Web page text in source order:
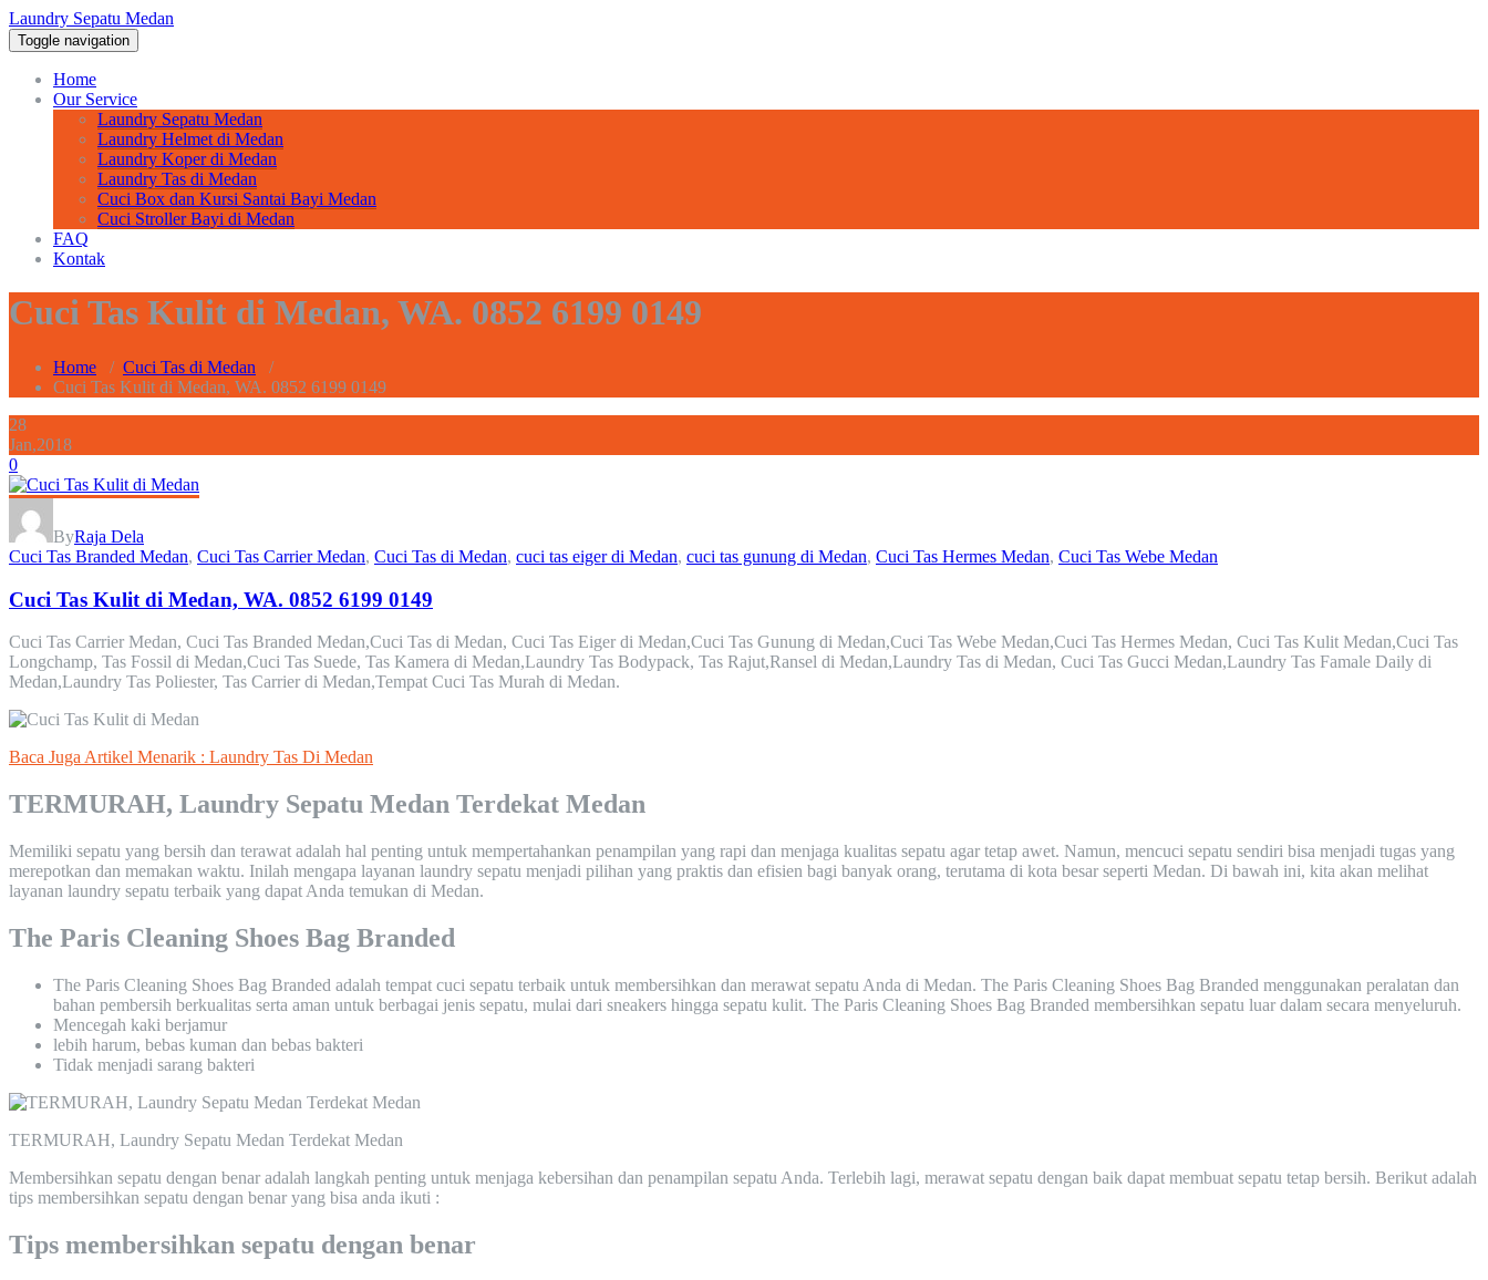
Laundry Sepatu Medan
Toggle navigation
Home
Our Service
Laundry Sepatu Medan
Laundry Helmet di Medan
Laundry Koper di Medan
Laundry Tas di Medan
Cuci Box dan Kursi Santai Bayi Medan
Cuci Stroller Bayi di Medan
FAQ
Kontak
Cuci Tas Kulit di Medan, WA. 0852 6199 0149
Home / Cuci Tas di Medan /
Cuci Tas Kulit di Medan, WA. 0852 6199 0149
28
Jan,2018
0
ByRaja Dela
Cuci Tas Branded Medan, Cuci Tas Carrier Medan, Cuci Tas di Medan, cuci tas eiger di Medan, cuci tas gunung di Medan, Cuci Tas Hermes Medan, Cuci Tas Webe Medan
Cuci Tas Kulit di Medan, WA. 0852 6199 0149
Cuci Tas Carrier Medan, Cuci Tas Branded Medan,Cuci Tas di Medan, Cuci Tas Eiger di Medan,Cuci Tas Gunung di Medan,Cuci Tas Webe Medan,Cuci Tas Hermes Medan, Cuci Tas Kulit Medan,Cuci Tas
Longchamp, Tas Fossil di Medan,Cuci Tas Suede, Tas Kamera di Medan,Laundry Tas Bodypack, Tas Rajut,Ransel di Medan,Laundry Tas di Medan, Cuci Tas Gucci Medan,Laundry Tas Famale Daily di
Medan,Laundry Tas Poliester, Tas Carrier di Medan,Tempat Cuci Tas Murah di Medan.
Baca Juga Artikel Menarik : Laundry Tas Di Medan
TERMURAH, Laundry Sepatu Medan Terdekat Medan
Memiliki sepatu yang bersih dan terawat adalah hal penting untuk mempertahankan penampilan yang rapi dan menjaga kualitas sepatu agar tetap awet. Namun, mencuci sepatu sendiri bisa menjadi tugas yang
merepotkan dan memakan waktu. Inilah mengapa layanan laundry sepatu menjadi pilihan yang praktis dan efisien bagi banyak orang, terutama di kota besar seperti Medan. Di bawah ini, kita akan melihat
layanan laundry sepatu terbaik yang dapat Anda temukan di Medan.
The Paris Cleaning Shoes Bag Branded
The Paris Cleaning Shoes Bag Branded adalah tempat cuci sepatu terbaik untuk membersihkan dan merawat sepatu Anda di Medan. The Paris Cleaning Shoes Bag Branded menggunakan peralatan dan
bahan pembersih berkualitas serta aman untuk berbagai jenis sepatu, mulai dari sneakers hingga sepatu kulit. The Paris Cleaning Shoes Bag Branded membersihkan sepatu luar dalam secara menyeluruh.
Mencegah kaki berjamur
lebih harum, bebas kuman dan bebas bakteri
Tidak menjadi sarang bakteri
TERMURAH, Laundry Sepatu Medan Terdekat Medan
Membersihkan sepatu dengan benar adalah langkah penting untuk menjaga kebersihan dan penampilan sepatu Anda. Terlebih lagi, merawat sepatu dengan baik dapat membuat sepatu tetap bersih. Berikut adalah
tips membersihkan sepatu dengan benar yang bisa anda ikuti :
Tips membersihkan sepatu dengan benar